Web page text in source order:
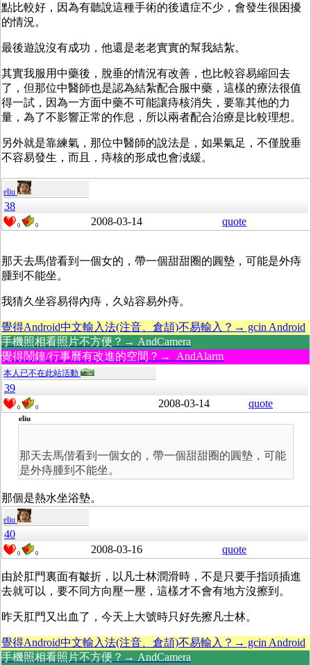
點比較好，因為有聽說這種手術的後遺症不少，會發生很困擾
的情況。
最後遊說沒有成功，他還是老老實實的幫我結紮。
其實我服用中藥後，脫垂的情況有改善，也比較容易縮回去
了，但那位中醫師也是認為結紮配合服中藥，這樣的療法很值
得一試，因為一方面中藥不可能讓痔核消失，要靠其他的力
量，為了不影響正常的作息，所以兩者配合治療是比較理想。
另外就是靠練氣，那位中醫師的說法是，如果氣足，不僅脫垂
不容易發生，而且，痔核的形成也會淢緩。
eliu
38
0 0 2008-03-14 quote
那天去馬偕看到一個女的，帶一個甜甜圈的圓墊，可能是外痔
腫到不能坐。
我猜久坐容易得內痔，久站容易外痔。
覺得Android中文輸入法(注音、倉頡)不易輸入？→ gcin Android
手機照相看照片不方便？→ AndCamera
覺得鬧鐘/行事曆有改進的空間？→ AndAlarm
本人已不在此站活動
39
0 0 2008-03-14 quote
eliu
那天去馬偕看到一個女的，帶一個甜甜圈的圓墊，可能
是外痔腫到不能坐。
那個是熱水坐浴墊。
eliu
40
0 0 2008-03-16 quote
由於肛門裏面有皺折，以凡士林潤滑時，不是只要手指頭插進
去就可以，要不同方向壓一壓，這樣才不會有地方沒擦到。
昨天肛門又出血了，今天上大號時只好先擦凡士林。
覺得Android中文輸入法(注音、倉頡)不易輸入？→ gcin Android
手機照相看照片不方便？→ AndCamera